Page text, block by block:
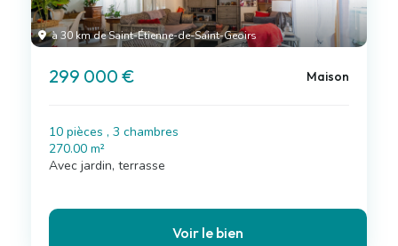
à 30 km de Saint-Étienne-de-Saint-Geoirs
299 000 € Maison
10 pièces , 3 chambres
270.00 m²
Avec jardin, terrasse
Voir le bien